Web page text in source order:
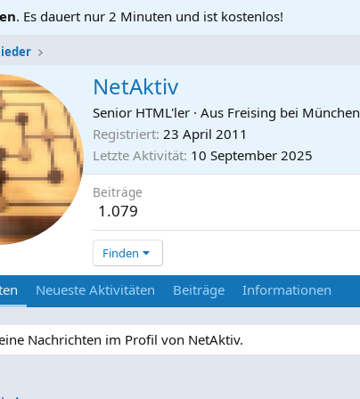
. Es dauert nur 2 Minuten und ist kostenlos!
NetAktiv
Senior HTML'ler · Aus Freising bei München
Registriert 23 April 2011
Letzte Aktivität 10 September 2025
Beiträge
1.079
Finden
Neueste Aktivitäten Beiträge Informationen
Nachrichten im Profil von NetAktiv.